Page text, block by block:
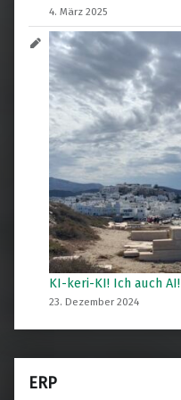
4. März 2025
KI-keri-KI! Ich auch AI!
23. Dezember 2024
ERP